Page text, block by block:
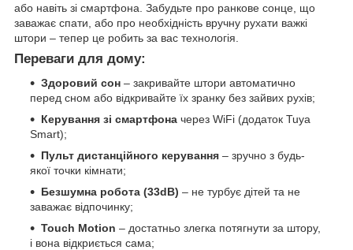
або навіть зі смартфона. Забудьте про ранкове сонце, що
заважає спати, або про необхідність вручну рухати важкі
штори – тепер це робить за вас технологія.
Переваги для дому:
Здоровий сон – закривайте штори автоматично
перед сном або відкривайте їх зранку без зайвих рухів;
Керування зі смартфона через WiFi (додаток Tuya
Smart);
Пульт дистанційного керування – зручно з будь-
якої точки кімнати;
Безшумна робота (33dB) – не турбує дітей та не
заважає відпочинку;
Touch Motion – достатньо злегка потягнути за штору,
і вона відкриється сама;